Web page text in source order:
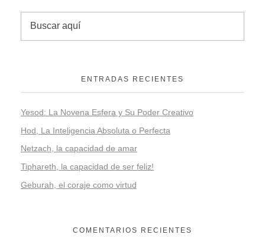
ENTRADAS RECIENTES
Yesod: La Novena Esfera y Su Poder Creativo
Hod, La Inteligencia Absoluta o Perfecta
Netzach, la capacidad de amar
Tiphareth, la capacidad de ser feliz!
Geburah, el coraje como virtud
COMENTARIOS RECIENTES